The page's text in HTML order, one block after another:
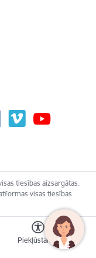
Piekļūstamība
tiesības aizsargātas.
visas tiesības